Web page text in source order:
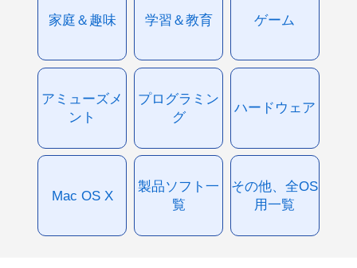
家庭＆趣味 学習＆教育 ゲーム
アミューズメ
ント
プログラミン
グ
ハードウェア
Mac OS X
製品ソフト一
覧
その他、全OS
用一覧